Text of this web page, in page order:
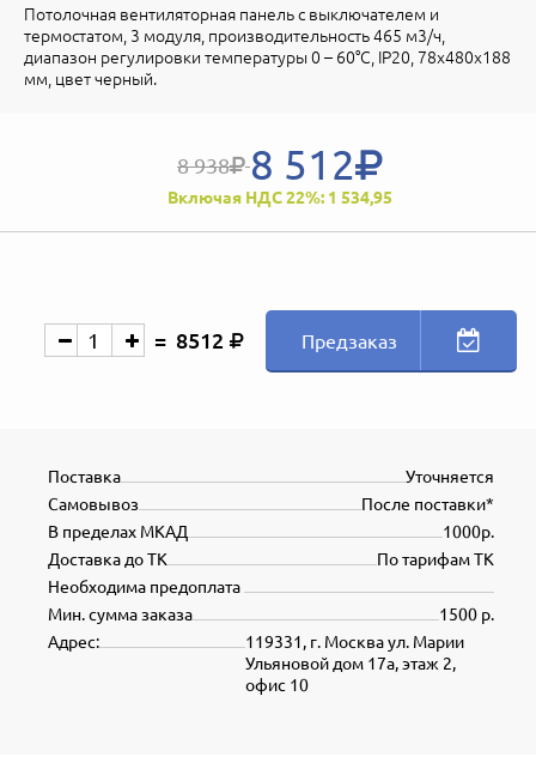
Потолочная вентиляторная панель с выключателем и
термостатом, 3 модуля, производительность 465 м3/ч,
диапазон регулировки температуры 0 – 60°С, IP20, 78х480х188
мм, цвет черный.
8 938 8 512
Включая НДС 22%: 1 534,95
8512 Предзаказ
Уточняется
Поставка
После поставки*
Самовывоз
1000р.
В пределах МКАД
По тарифам ТК
Доставка до ТК
Необходима предоплата
1500 р.
Мин. сумма заказа
119331, г. Москва ул. Марии
Ульяновой дом 17а, этаж 2,
офис 10
Адрес: